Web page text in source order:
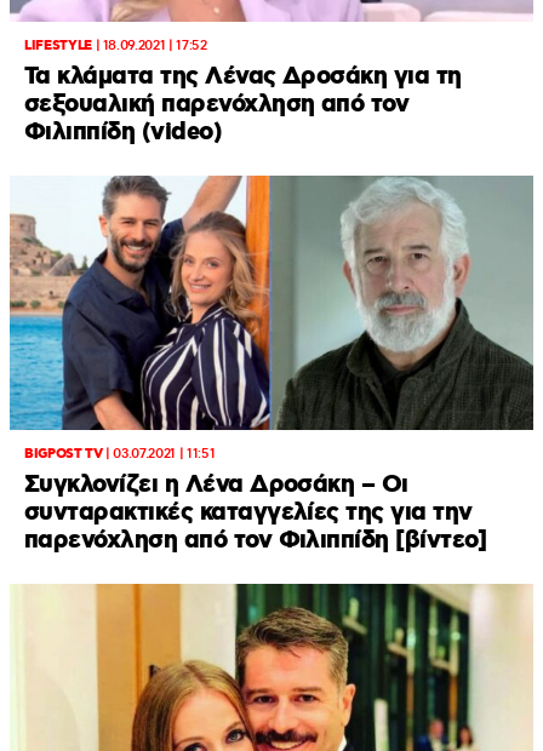
LIFESTYLE| 18.09.2021 | 17:52
Τα κλάματα της Λένας Δροσάκη για τη
σεξουαλική παρενόχληση από τον
Φιλιππίδη (video)
BIGPOST TV|03.07.2021 | 11:51
Συγκλονίζει η Λένα Δροσάκη – Οι
συνταρακτικές καταγγελίες της για την
παρενόχληση από τον Φιλιππίδη [βίντεο]